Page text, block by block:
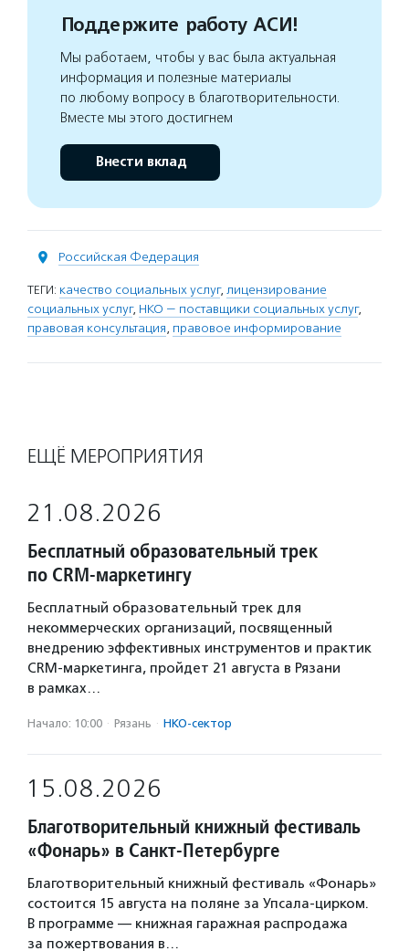
Поддержите работу АСИ!
Мы работаем, чтобы у вас была актуальная
информация и полезные материалы
по любому вопросу в благотворительности.
Вместе мы этого достигнем
Внести вклад
Российская Федерация
ТЕГИ: качество социальных услуг, лицензирование
социальных услуг, НКО — поставщики социальных услуг,
правовая консультация, правовое информирование
ЕЩЁ МЕРОПРИЯТИЯ
21.08.2026
Бесплатный образовательный трек
по CRM-маркетингу
Бесплатный образовательный трек для
некоммерческих организаций, посвященный
внедрению эффективных инструментов и практик
CRM-маркетинга, пройдет 21 августа в Рязани
в рамках…
Начало: 10:00 · Рязань · НКО-сектор
15.08.2026
Благотворительный книжный фестиваль
«Фонарь» в Санкт-Петербурге
Благотворительный книжный фестиваль «Фонарь»
состоится 15 августа на поляне за Упсала-цирком.
В программе — книжная гаражная распродажа
за пожертвования в…